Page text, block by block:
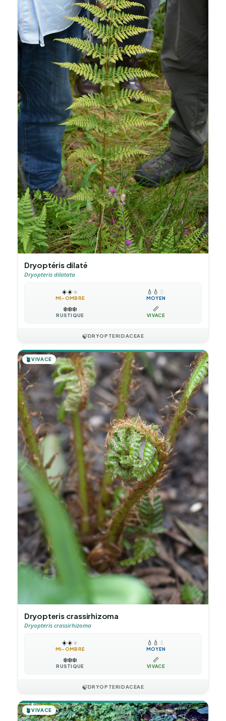
Dryoptéris dilaté
Dryopteris dilatata
☀️☀️☀️
MI-OMBRE
💧 💧 💧
MOYEN
❄️❄️❄️
RUSTIQUE
📏
VIVACE
🍃DRYOPTERIDACEAE
🪴VIVACE
Dryopteris crassirhizoma
Dryopteris crassirhizoma
☀️☀️☀️
MI-OMBRE
💧 💧 💧
MOYEN
❄️❄️❄️
RUSTIQUE
📏
VIVACE
🍃DRYOPTERIDACEAE
🪴VIVACE